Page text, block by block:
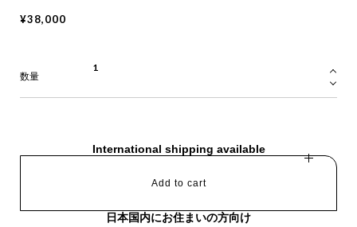
¥38,000
数量
International shipping available
Add to cart
日本国内にお住まいの方向け